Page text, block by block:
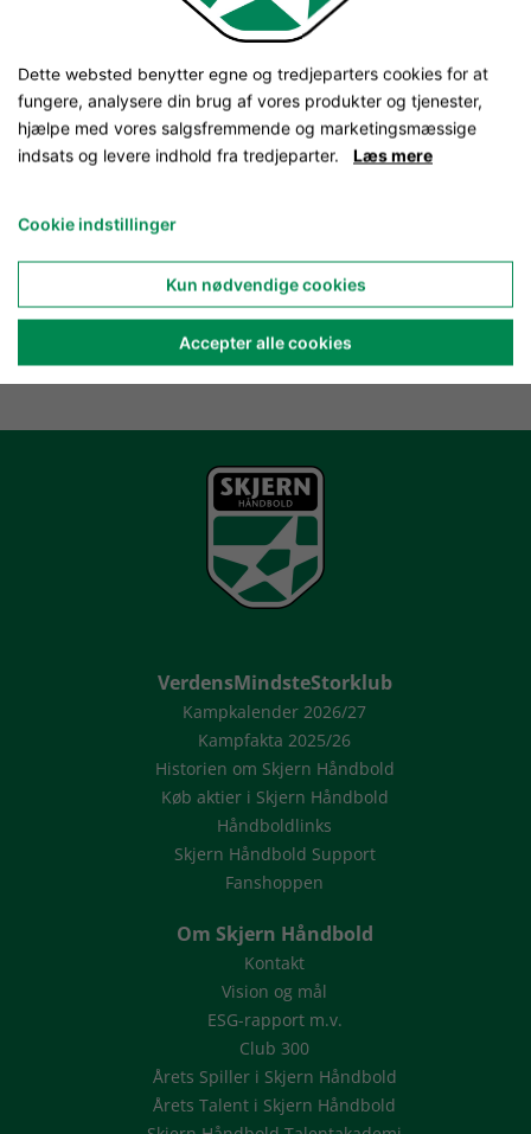
VerdensMindsteStorklub
Kampkalender 2026/27
Kampfakta 2025/26
Historien om Skjern Håndbold
Køb aktier i Skjern Håndbold
Håndboldlinks
Skjern Håndbold Support
Fanshoppen
Om Skjern Håndbold
Kontakt
Vision og mål
ESG-rapport m.v.
Club 300
Årets Spiller i Skjern Håndbold
Årets Talent i Skjern Håndbold
Dette websted benytter egne og tredjeparters cookies for at
fungere, analysere din brug af vores produkter og tjenester,
hjælpe med vores salgsfremmende og marketingsmæssige
indsats og levere indhold fra tredjeparter. Læs mere
Cookie indstillinger
Kun nødvendige cookies
Accepter alle cookies